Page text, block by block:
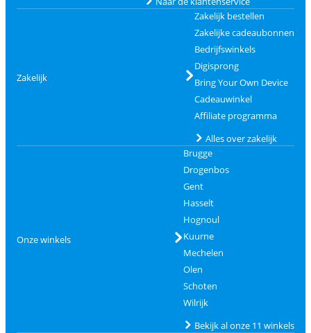
Zakelijk
Zakelijk bestellen
Zakelijke cadeaubonnen
Bedrijfswinkels
Digisprong
Bring Your Own Device
Cadeauwinkel
Affiliate programma
Alles over zakelijk
Onze winkels
Brugge
Drogenbos
Gent
Hasselt
Hognoul
Kuurne
Mechelen
Olen
Schoten
Wilrijk
Bekijk al onze 11 winkels